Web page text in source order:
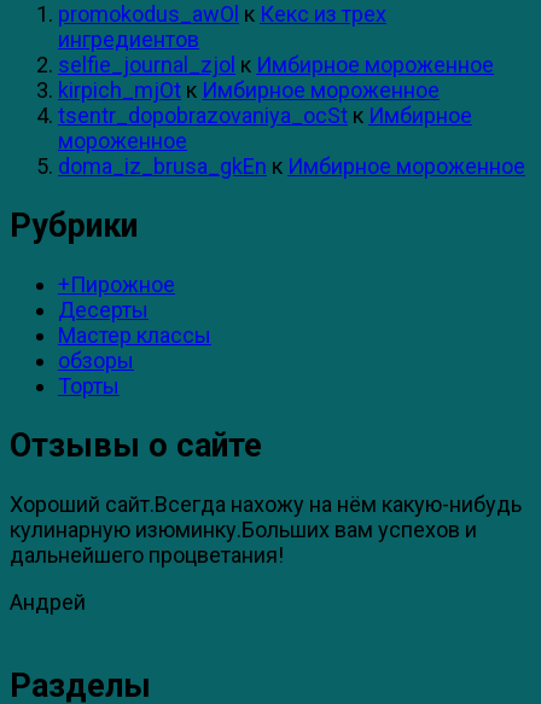
promokodus_awOl к Кекс из трех
ингредиентов
selfie_journal_zjol к Имбирное мороженное
kirpich_mjOt к Имбирное мороженное
tsentr_dopobrazovaniya_ocSt к Имбирное
мороженное
doma_iz_brusa_gkEn к Имбирное мороженное
Рубрики
+Пирожное
Десерты
Мастер классы
обзоры
Торты
Отзывы о сайте
Хороший сайт.Всегда нахожу на нём какую-нибудь
кулинарную изюминку.Больших вам успехов и
дальнейшего процветания!
Андрей
Разделы